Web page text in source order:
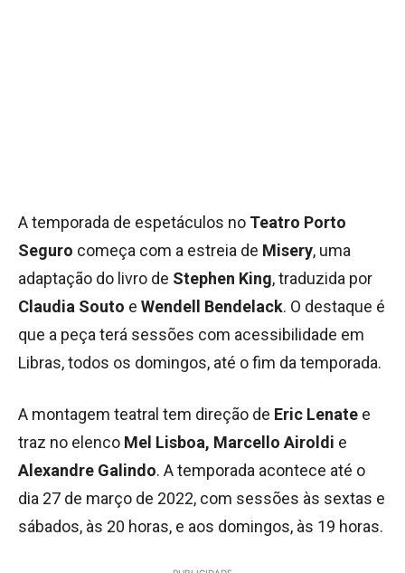
A temporada de espetáculos no Teatro Porto
Seguro começa com a estreia de Misery, uma
adaptação do livro de Stephen King, traduzida por
Claudia Souto e Wendell Bendelack. O destaque é
que a peça terá sessões com acessibilidade em
Libras, todos os domingos, até o fim da temporada.
A montagem teatral tem direção de Eric Lenate e
traz no elenco Mel Lisboa, Marcello Airoldi e
Alexandre Galindo. A temporada acontece até o
dia 27 de março de 2022, com sessões às sextas e
sábados, às 20 horas, e aos domingos, às 19 horas.